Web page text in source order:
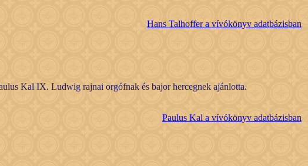
Hans Talhoffer a vívókönyv adatbázisban
Kal IX. Ludwig rajnai orgófnak és bajor hercegnek ajánlotta.
Paulus Kal a vívókönyv adatbázisban